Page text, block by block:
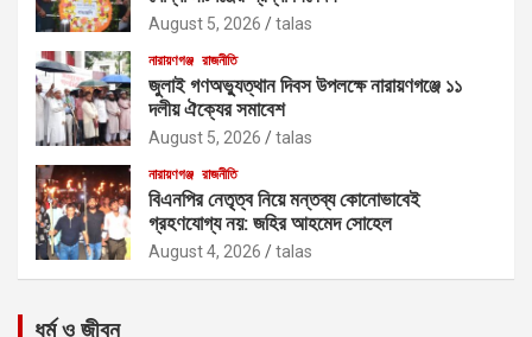
August 5, 2026 talas
নারায়ণগঞ্জ রাজনীতি
জুলাই গণঅভ্যুত্থান দিবস উপলক্ষে নারায়ণগঞ্জে ১১
দলীয় ঐক্যের সমাবেশ
August 5, 2026 talas
নারায়ণগঞ্জ রাজনীতি
বিএনপির নেতৃত্ব নিয়ে মন্তব্য কোনোভাবেই
গ্রহণযোগ্য নয়: জহির আহমেদ সোহেল
August 4, 2026 talas
ধর্ম ও জীবন